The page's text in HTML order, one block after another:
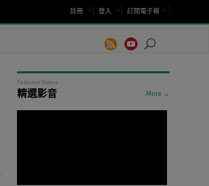
訂閱電子報
登入
註冊
Featured Videos
精選影音 More →